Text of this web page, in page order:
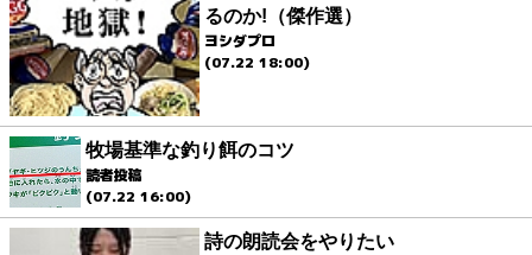
るのか!（傑作選）
ヨシダプロ
(07.22 18:00)
牧場基準な釣り餌のコツ
読者投稿
(07.22 16:00)
詩の朗読会をやりたい